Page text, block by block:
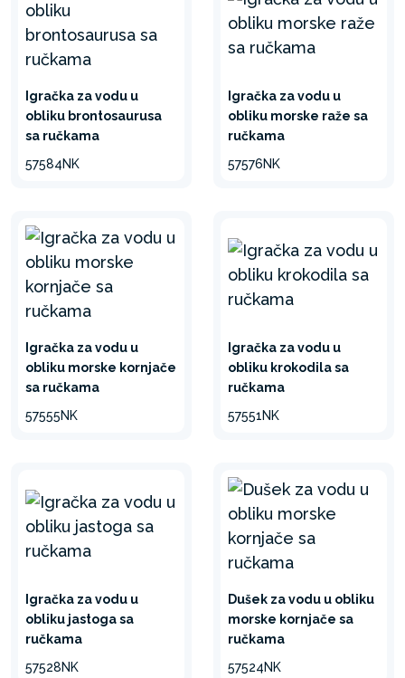
Igračka za vodu u
obliku brontosaurusa
sa ručkama
57584NK
Igračka za vodu u
obliku morske raže sa
ručkama
57576NK
Igračka za vodu u
obliku morske kornjače
sa ručkama
57555NK
Igračka za vodu u
obliku krokodila sa
ručkama
57551NK
Igračka za vodu u
obliku jastoga sa
ručkama
57528NK
Dušek za vodu u obliku
morske kornjače sa
ručkama
57524NK